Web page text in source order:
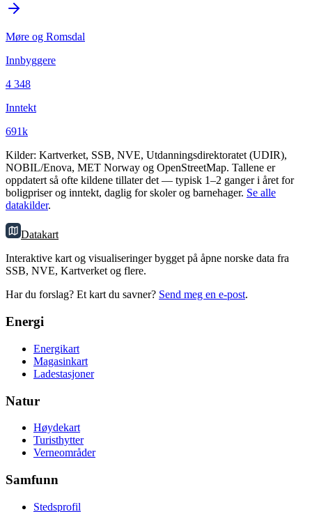
Møre og Romsdal
Innbyggere
4 348
Inntekt
691k
Kilder: Kartverket, SSB, NVE, Utdanningsdirektoratet (UDIR),
NOBIL/Enova, MET Norway og OpenStreetMap. Tallene er
oppdatert så ofte kildene tillater det — typisk 1–2 ganger i året for
boligpriser og inntekt, daglig for skoler og barnehager. Se alle
datakilder.
Datakart
Interaktive kart og visualiseringer bygget på åpne norske data fra
SSB, NVE, Kartverket og flere.
Har du forslag? Et kart du savner? Send meg en e-post.
Energi
Energikart
Magasinkart
Ladestasjoner
Natur
Høydekart
Turisthytter
Verneområder
Samfunn
Stedsprofil